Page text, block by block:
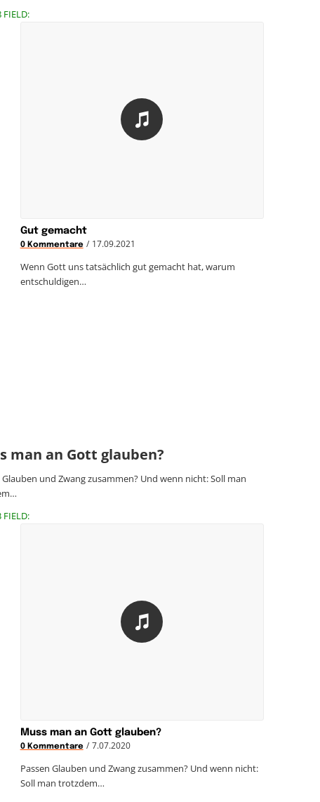
FIELD:
Gut gemacht
0 Kommentare / 17.09.2021
Wenn Gott uns tatsächlich gut gemacht hat, warum
entschuldigen…
man an Gott glauben?
Glauben und Zwang zusammen? Und wenn nicht: Soll man
FIELD:
Muss man an Gott glauben?
0 Kommentare / 7.07.2020
Passen Glauben und Zwang zusammen? Und wenn nicht:
Soll man trotzdem…